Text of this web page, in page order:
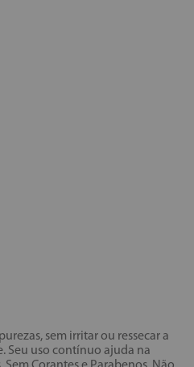
sem irritar ou ressecar a
Seu uso contínuo ajuda na